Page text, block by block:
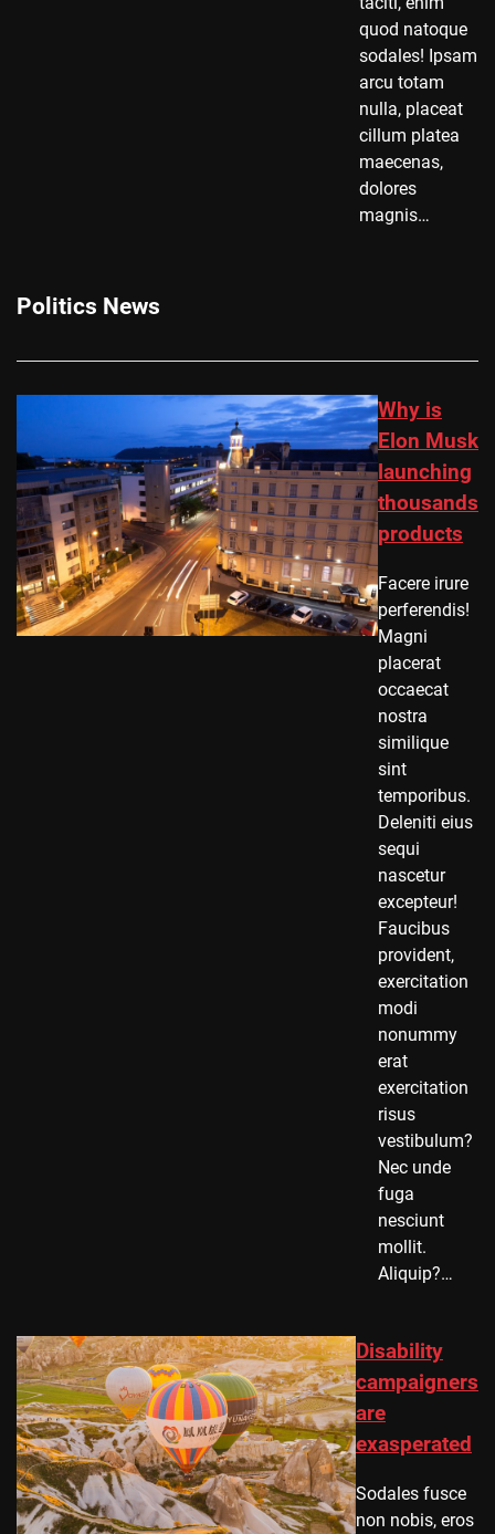
quod natoque
sodales! Ipsam
arcu totam
nulla, placeat
cillum platea
maecenas,
dolores
magnis…
Politics News
Why is
Elon Musk
launching
thousands
products
Facere irure
perferendis!
Magni
placerat
occaecat
nostra
similique
sint
temporibus.
Deleniti eius
sequi
nascetur
excepteur!
Faucibus
provident,
exercitation
modi
nonummy
erat
exercitation
risus
vestibulum?
Nec unde
fuga
nesciunt
mollit.
Aliquip?…
Disability
campaigners
are
exasperated
Sodales fusce
non nobis, eros